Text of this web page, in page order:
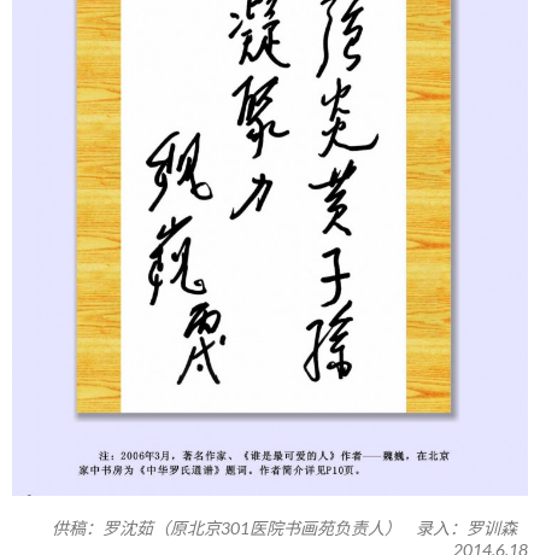
供稿：罗沈茹（原北京301医院书画苑负责人） 录入：罗训森
2014.6.18